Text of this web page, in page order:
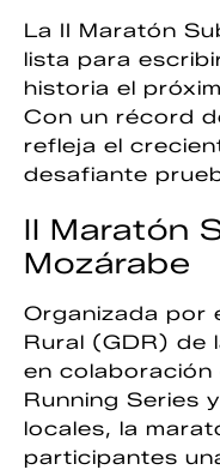
La II Maratón
lista para
historia el
Con un récord
refleja el
desafiante
II Maratón
Mozárabe
Organizada por
Rural (GDR) de
en
Running Series
locales, la
participantes